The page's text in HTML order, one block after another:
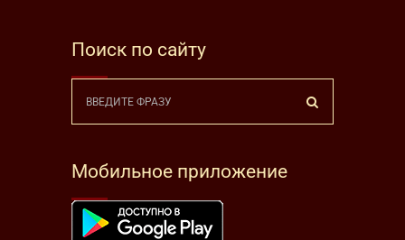
Поиск по сайту
Мобильное приложение